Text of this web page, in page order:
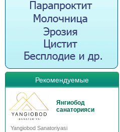
Рекомендуемые
Янгиобод
санаторияси
Yangiobod Sanatoriyasi